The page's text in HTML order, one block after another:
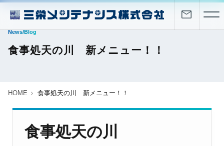
News/Blog
食事処天の川 新メニュー！！
HOME 食事処天の川 新メニュー！！
食事処天の川